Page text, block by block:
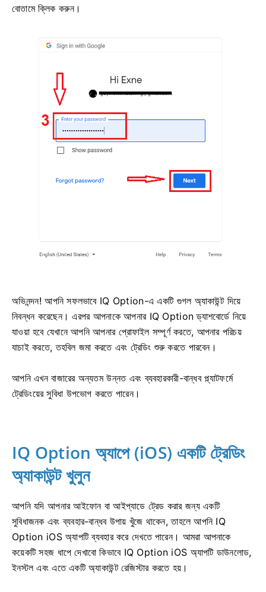
বোতামে ক্লিক করুন।
অভিনন্দন! আপনি সফলভাবে IQ Option-এ একটি গুগল অ্যাকাউন্ট দিয়ে
নিবন্ধন করেছেন। এরপর আপনাকে আপনার IQ Option ড্যাশবোর্ডে নিয়ে
যাওয়া হবে যেখানে আপনি আপনার প্রোফাইল সম্পূর্ণ করতে, আপনার পরিচয়
যাচাই করতে, তহবিল জমা করতে এবং ট্রেডিং শুরু করতে পারবেন।
আপনি এখন বাজারের অন্যতম উন্নত এবং ব্যবহারকারী-বান্ধব প্ল্যাটফর্মে
ট্রেডিংয়ের সুবিধা উপভোগ করতে পারেন।
IQ Option অ্যাপে (iOS) একটি ট্রেডিং
অ্যাকাউন্ট খুলুন
আপনি যদি আপনার আইফোন বা আইপ্যাডে ট্রেড করার জন্য একটি
সুবিধাজনক এবং ব্যবহার-বান্ধব উপায় খুঁজে থাকেন, তাহলে আপনি IQ
Option iOS অ্যাপটি ব্যবহার করে দেখতে পারেন। আমরা আপনাকে
কয়েকটি সহজ ধাপে দেখাবো কিভাবে IQ Option iOS অ্যাপটি ডাউনলোড,
ইনস্টল এবং এতে একটি অ্যাকাউন্ট রেজিস্টার করতে হয়।